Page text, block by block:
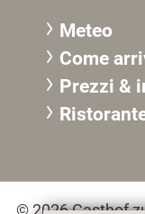
Meteo
Come
Prezzi &
R